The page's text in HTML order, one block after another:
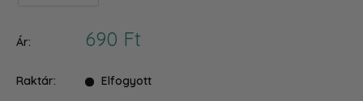
Ár:
Akciós
690 Ft
Raktár: Elfogyott